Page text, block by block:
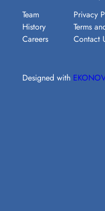
Team
History
Careers
Privacy
Terms
Contact
Designed with